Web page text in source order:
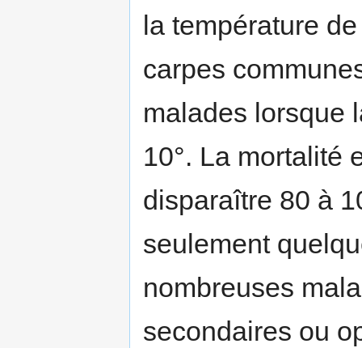
la température
carpes
malades lorsque
10°. La mortalité
disparaître 80 à
seulement
nombreuses
secondaires ou